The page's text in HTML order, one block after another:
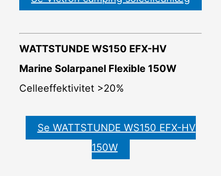
WATTSTUNDE WS150 EFX-HV
Marine Solarpanel Flexible 150W
Celleeffektivitet >20%
Se WATTSTUNDE WS150 EFX-HV
150W